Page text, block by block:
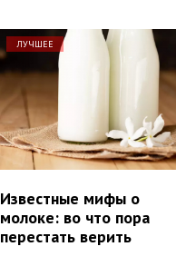
ЛУЧШЕЕ
Известные мифы о
молоке: во что пора
перестать верить